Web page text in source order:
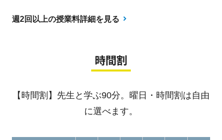
週2回以上の授業料詳細を見る
時間割
【時間割】先生と学ぶ90分。曜日・時間割は自由
に選べます。